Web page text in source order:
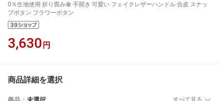
0％生地使用 折り畳み傘 手開き 可愛い フェイクレザーハンドル 合皮 スナッ
プボタン フラワーボタン
3,630 円
商品詳細を選択
すべて見る